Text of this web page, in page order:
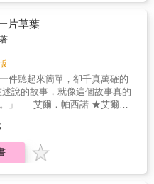
的叫聲。測試過不同樂器之
用低音提琴（弦低音）的極低
哥吉拉內部──穿怪獸裝的人在
缺乏參考的特技演員必須全靠
，克服沉重、酷熱、爆破、污
演繹出風格。中島春雄：「導
獸裝有什麼可能性。你必須鑽
能夠決定怎麼做。大多數打鬥
決定，因為我必須看到實際布
西來……讓怪獸打得有趣全靠演
郎：「在哥吉拉裡面待一陣子
你會逐漸感覺喘不過氣。然後
接著，你的胸腔好像要爆開
其實伊福部原本打算用這樂曲
怪獸的掙扎。在因病休息一段
在《哥吉拉大戰王者基多拉》
管弦樂團要看著投射在大銀幕
配樂，儘管這做法已經很少用
道：「創作那些在區區十年左
的、軟弱無力的音樂，又有什
反覆試錯創作出來的。他們先
論怎麼處理與結合，結果總是
衝擊。接著，他們用樂器實
通——聲音太簡單，不夠像生
《瘋狂亞洲富豪》，刷新亞裔
立下文化與影史里程碑。亞裔
萊塢主流選片品味中「被看
用的亞裔演員均躍為好萊塢一
朱浩偉又挑戰《紐約高地》、
等音樂電影，展現對視覺與舞
力。★＿＿矽谷式的成長？或好
？ ●身份、願景與使命：回顧
偉意識到電影不只是娛樂工
化力量。他將「移民子女的雙
找自我」、「如何用故事塑造
核心。在他看來，電影是「黑
能凝聚人心、改變文化。 ●展
撇子女孩》來
式是關鍵。我與英國和法國的
影同時獲得台灣文化部輔導
電影委員會的國際合拍資金支
讓作品在文化上保有純正的台
國際合作拓展視野。」 「當
與文化上有共鳴時，國際合拍
，更能讓作品的深度與影響力
將最草根的氣息，用最娛樂的
拍電影，不是要標新立
的機動性，捕捉最真實的氛
的人間映像與藝術哲學。在今
、影像喧囂的時代，小津安二
座靜默的燈塔，引領觀者重新
、藝術的本質，與人生真正的
世代更迭，小津電影的評價
無衰退跡象。支持此風潮的不
員，更包括廣大的觀眾，而小
早已滲入當代導演的創作骨
一生充實自身的哲學與美學
築出猶如私小說般豐富飽滿的
竹林出 Takebayash Izuru
為題材的紀錄片，觸及了曾經
感的族群問題。二十五年過
也於今年辭世，彷彿是一個大
零，隱入歷史洪流之中。蕭菊
摯的拍攝手法與文化書寫，跨
，引領觀眾重新看待這群飄海
們在台灣的故事。推薦語李安
）我覺得這個女孩子很可貴。
說賣點了，也不是什麼熱門話
上很重要的一種現象，一群
環境裡被人遺忘了。她做紀錄
喚起我們對一個事情的關注，
是幫助我們記憶裡的一部分，
，以9部電影永遠改變電影史。
自成一格，甚至成了一個「形
道橫行》演員慷慨出借的凱迪拉
顆「後車箱鏡頭」？●《惡棍特
Basterds源自寫錯字的致
》「那個N字」讓奧斯卡影帝李
）招架不住？不管是你已經知
要知道的，這裡全部都有。昆
坐下，馬的發科，讓老子話說
式西部片，此為正常現象。如
追緝令》超過十次，並燃起拍
編輯與作者概不負責。
片草葉
著
件聽起來簡單，卻千真萬確的
說的故事，就像這個故事真的
──艾爾．帕西諾 ★艾爾．
經典劇照 ★《People》雜誌評
好書之一 ★亞馬遜編輯精選最
錄 NO.1 ★上市即空降《紐約時